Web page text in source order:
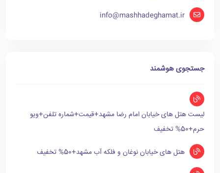
info@mashhadeghamat.ir
جستجوی هوشمند
لیست هتل های خیابان امام رضا مشهد+قیمت+شماره تلفن+ویو
حرم+50% تخفیف
هتل های خیابان نوغان و فلکه آب مشهد+50% تخفیف